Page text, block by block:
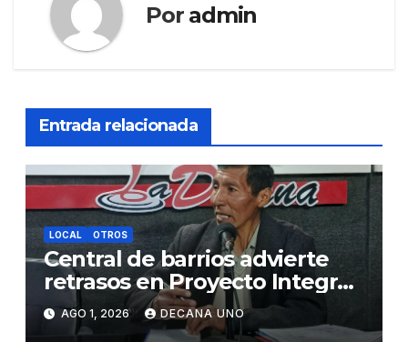
Por admin
Entrada relacionada
LOCAL OTROS
Central de barrios advierte
retrasos en Proyecto Integral
de Agua y Alcantarillado para
Juliaca
AGO 1, 2026 DECANA UNO